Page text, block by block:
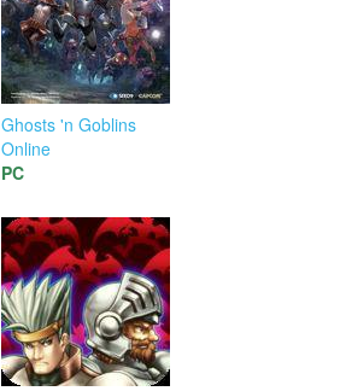
Ghosts 'n Goblins
Online
PC